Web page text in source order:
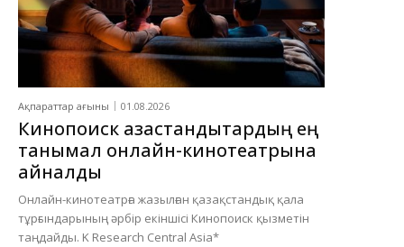
Ақпараттар ағыны 01.08.2026
Кинопоиск қазақстандықтардың ең
танымал онлайн-кинотеатрына
айналды
Онлайн-кинотеатрға жазылған қазақстандық қала
тұрғындарының әрбір екіншісі Кинопоиск қызметін
таңдайды. K Research Central Asia*